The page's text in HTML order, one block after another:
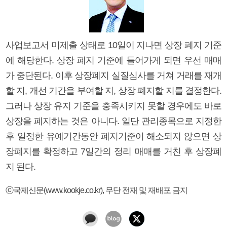
사업보고서 미제출 상태로 10일이 지나면 상장 폐지 기준
에 해당한다. 상장 폐지 기준에 들어가게 되면 우선 매매
가 중단된다. 이후 상장폐지 실질심사를 거쳐 거래를 재개
할 지, 개선 기간을 부여할 지, 상장 폐지할 지를 결정한다.
그러나 상장 유지 기준을 충족시키지 못할 경우에도 바로
상장을 폐지하는 것은 아니다. 일단 관리종목으로 지정한
후 일정한 유예기간동안 폐지기준이 해소되지 않으면 상
장폐지를 확정하고 7일간의 정리 매매를 거친 후 상장폐
지 된다.
ⓒ국제신문(www.kookje.co.kr), 무단 전재 및 재배포 금지